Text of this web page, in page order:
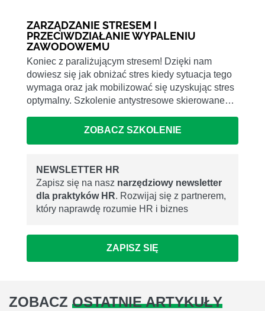
ZARZĄDZANIE STRESEM I
PRZECIWDZIAŁANIE WYPALENIU
ZAWODOWEMU
Koniec z paraliżującym stresem! Dzięki nam
dowiesz się jak obniżać stres kiedy sytuacja tego
wymaga oraz jak mobilizować się uzyskując stres
optymalny. Szkolenie antystresowe skierowane…
ZOBACZ SZKOLENIE
NEWSLETTER HR
Zapisz się na nasz narzędziowy newsletter
dla praktyków HR. Rozwijaj się z partnerem,
który naprawdę rozumie HR i biznes
ZAPISZ SIĘ
ZOBACZ OSTATNIE ARTYKUŁY